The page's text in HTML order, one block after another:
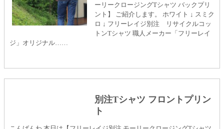
ーリークロージングTシャツ バックプリ
ント】 ご紹介します。 ホワイト ↓ スミク
ロ ↓ フリーレイジ別注 リサイクルコッ
トンTシャツ 職人メーカー「フリーレイ
ジ」オリジナル……
別注Tシャツ フロントプリン
ト